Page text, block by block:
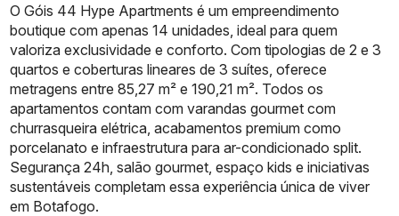
O Góis 44 Hype Apartments é um empreendimento
boutique com apenas 14 unidades, ideal para quem
valoriza exclusividade e conforto. Com tipologias de 2 e 3
quartos e coberturas lineares de 3 suítes, oferece
metragens entre 85,27 m² e 190,21 m². Todos os
apartamentos contam com varandas gourmet com
churrasqueira elétrica, acabamentos premium como
porcelanato e infraestrutura para ar-condicionado split.
Segurança 24h, salão gourmet, espaço kids e iniciativas
sustentáveis completam essa experiência única de viver
em Botafogo.